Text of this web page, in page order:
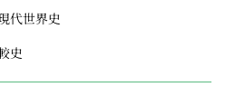
代世界史
史